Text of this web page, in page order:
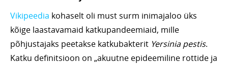
Vikipeedia kohaselt oli must surm inimajaloo üks
kõige laastavamaid katkupandeemiaid, mille
põhjustajaks peetakse katkubakterit Yersinia pestis.
Katku definitsioon on „akuutne epideemiline rottide ja